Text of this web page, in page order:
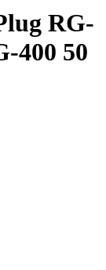
RG-
400 50